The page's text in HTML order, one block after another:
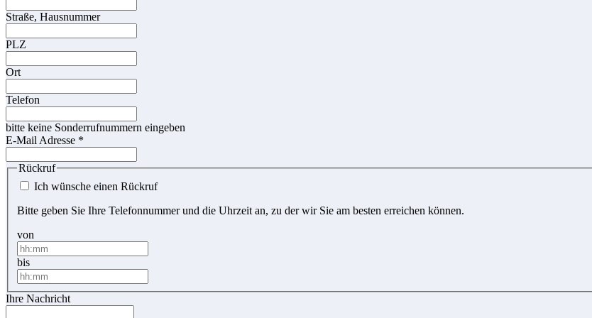
Straße, Hausnummer
PLZ
Ort
Telefon
bitte keine Sonderrufnummern eingeben
E-Mail Adresse *
Rückruf
Ich wünsche einen Rückruf
Bitte geben Sie Ihre Telefonnummer und die Uhrzeit an, zu der wir Sie am besten erreichen können.
von
bis
Ihre Nachricht